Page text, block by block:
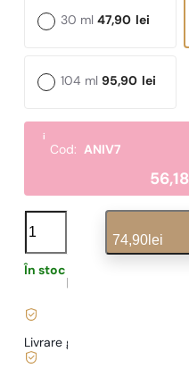
47,90 lei
30 ml
95,90 lei
104 ml
i
Cod:ANIV7
56,18
N°
444
cantitate
74,90 lei
În stoc
Livrare gratuită de la